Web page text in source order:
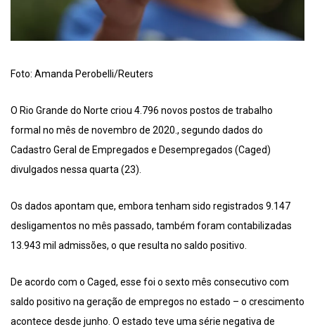
Foto: Amanda Perobelli/Reuters
O Rio Grande do Norte criou 4.796 novos postos de trabalho
formal no mês de novembro de 2020., segundo dados do
Cadastro Geral de Empregados e Desempregados (Caged)
divulgados nessa quarta (23).
Os dados apontam que, embora tenham sido registrados 9.147
desligamentos no mês passado, também foram contabilizadas
13.943 mil admissões, o que resulta no saldo positivo.
De acordo com o Caged, esse foi o sexto mês consecutivo com
saldo positivo na geração de empregos no estado – o crescimento
acontece desde junho. O estado teve uma série negativa de